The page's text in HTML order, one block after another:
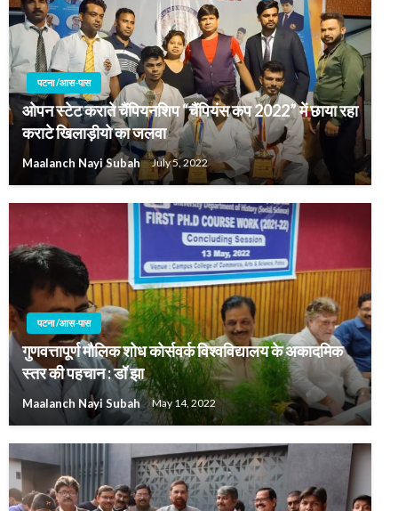
पटना /आस-पास
ओपन स्टेट कराते चैंपियनशिप “चैंपियंस कप 2022” में छाया रहा
कराटे खिलाड़ीयो का जलवा
Maalanch Nayi Subah July 5, 2022
पटना /आस-पास
गुणवत्तापूर्ण मौलिक शोध कोर्सवर्क विश्वविद्यालय के अकादमिक
स्तर की पहचान : डॉ झा
Maalanch Nayi Subah May 14, 2022